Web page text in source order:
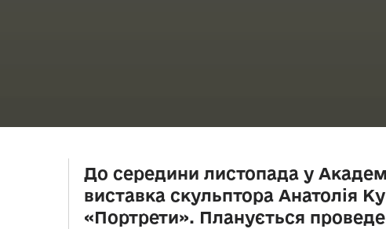
До середини листопада у
виставка скульптора Анатолія
«Портрети». Планується